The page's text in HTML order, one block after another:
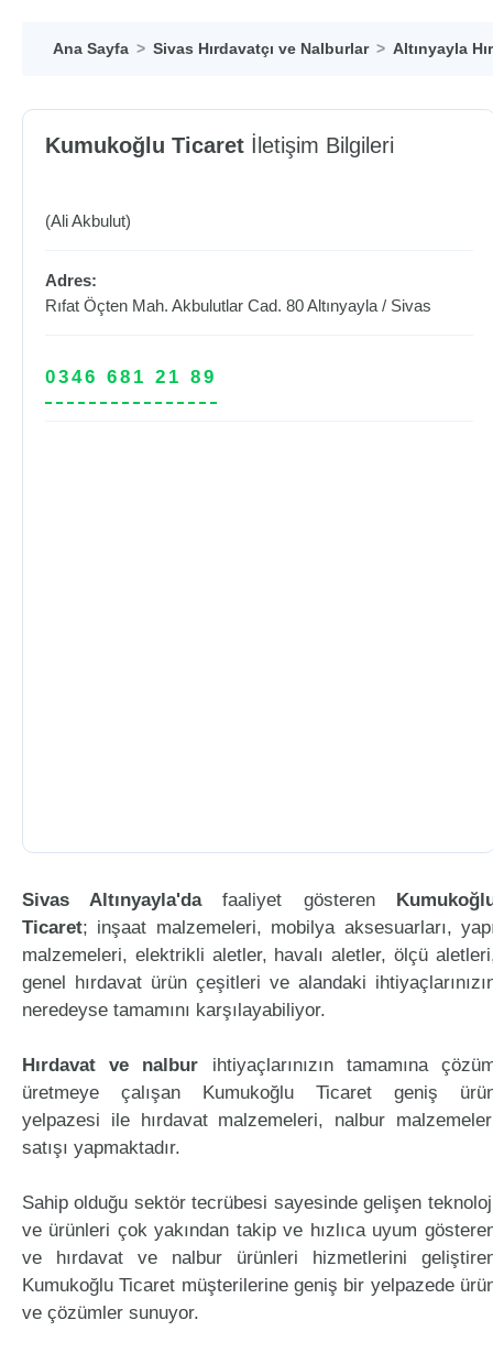
Ana Sayfa Sivas Hırdavatçı ve Nalburlar Altınyayla
Kumukoğlu Ticaret İletişim Bilgileri
(Ali Akbulut)
Adres:
Rıfat Öçten Mah. Akbulutlar Cad. 80Altınyayla / Sivas
0346 681 21 89
Sivas Altınyayla'dafaaliyet gösteren
Ticaret; inşaat malzemeleri, mobilya aksesuarları,
malzemeleri, elektrikli aletler, havalı aletler, ölçü
genel hırdavat ürün çeşitleri ve alandaki
neredeyse tamamını karşılayabiliyor.
Hırdavat ve nalbur ihtiyaçlarınızın tamamına
üretmeye çalışan Kumukoğlu Ticaret geniş
yelpazesi ile hırdavat malzemeleri, nalbur
satışı yapmaktadır.
Sahip olduğu sektör tecrübesi sayesinde gelişen
ve ürünleri çok yakından takip ve hızlıca uyum
ve hırdavat ve nalbur ürünleri hizmetlerini
Kumukoğlu Ticaret müşterilerine geniş bir yelpazede
ve çözümler sunuyor.